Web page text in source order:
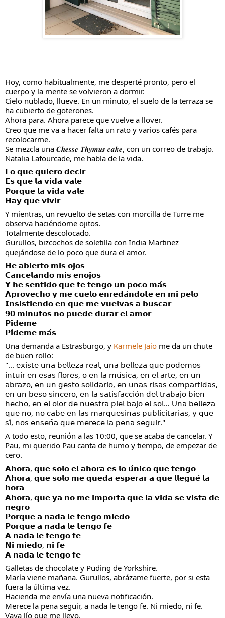
Hoy, como habitualmente, me desperté pronto, pero el
cuerpo y la mente se volvieron a dormir.
Cielo nublado, llueve. En un minuto, el suelo de la terraza se
ha cubierto de goterones.
Ahora para. Ahora parece que vuelve a llover.
Creo que me va a hacer falta un rato y varios cafés para
recolocarme.
Se mezcla una 𝑪𝒉𝒆𝒔𝒔𝒆 𝑻𝒉𝒚𝒎𝒖𝒔 𝒄𝒂𝒌𝒆, con un correo de trabajo.
Natalia Lafourcade, me habla de la vida.
𝗟𝗼 𝗾𝘂𝗲 𝗾𝘂𝗶𝗲𝗿𝗼 𝗱𝗲𝗰𝗶𝗿
𝗘𝘀 𝗾𝘂𝗲 𝗹𝗮 𝘃𝗶𝗱𝗮 𝘃𝗮𝗹𝗲
𝗣𝗼𝗿𝗾𝘂𝗲 𝗹𝗮 𝘃𝗶𝗱𝗮 𝘃𝗮𝗹𝗲
𝗛𝗮𝘆 𝗾𝘂𝗲 𝘃𝗶𝘃𝗶𝗿
Y mientras, un revuelto de setas con morcilla de Turre me
observa haciéndome ojitos.
Totalmente descolocado.
Gurullos, bizcochos de soletilla con India Martinez
quejándose de lo poco que dura el amor.
𝗛𝗲 𝗮𝗯𝗶𝗲𝗿𝘁𝗼 𝗺𝗶𝘀 𝗼𝗷𝗼𝘀
𝗖𝗮𝗻𝗰𝗲𝗹𝗮𝗻𝗱𝗼 𝗺𝗶𝘀 𝗲𝗻𝗼𝗷𝗼𝘀
𝗬 𝗵𝗲 𝘀𝗲𝗻𝘁𝗶𝗱𝗼 𝗾𝘂𝗲 𝘁𝗲 𝘁𝗲𝗻𝗴𝗼 𝘂𝗻 𝗽𝗼𝗰𝗼 𝗺𝗮́𝘀
𝗔𝗽𝗿𝗼𝘃𝗲𝗰𝗵𝗼 𝘆 𝗺𝗲 𝗰𝘂𝗲𝗹𝗼 𝗲𝗻𝗿𝗲𝗱𝗮́𝗻𝗱𝗼𝘁𝗲 𝗲𝗻 𝗺𝗶 𝗽𝗲𝗹𝗼
𝗜𝗻𝘀𝗶𝘀𝘁𝗶𝗲𝗻𝗱𝗼 𝗲𝗻 𝗾𝘂𝗲 𝗺𝗲 𝘃𝘂𝗲𝗹𝘃𝗮𝘀 𝗮 𝗯𝘂𝘀𝗰𝗮𝗿
𝟵𝟬 𝗺𝗶𝗻𝘂𝘁𝗼𝘀 𝗻𝗼 𝗽𝘂𝗲𝗱𝗲 𝗱𝘂𝗿𝗮𝗿 𝗲𝗹 𝗮𝗺𝗼𝗿
𝗣𝗶́𝗱𝗲𝗺𝗲
𝗣𝗶́𝗱𝗲𝗺𝗲 𝗺𝗮́𝘀
Una demanda a Estrasburgo, y Karmele Jaio me da un chute
de buen rollo:
"... 𝖾𝗑𝗂𝗌𝗍𝖾 𝗎𝗇𝖺 𝖻𝖾𝗅𝗅𝖾𝗓𝖺 𝗋𝖾𝖺𝗅, 𝗎𝗇𝖺 𝖻𝖾𝗅𝗅𝖾𝗓𝖺 𝗊𝗎𝖾 𝗉𝗈𝖽𝖾𝗆𝗈𝗌
𝗂𝗇𝗍𝗎𝗂𝗋 𝖾𝗇 𝖾𝗌𝖺𝗌 𝖿𝗅𝗈𝗋𝖾𝗌, 𝗈 𝖾𝗇 𝗅𝖺 𝗆𝗎́𝗌𝗂𝖼𝖺, 𝖾𝗇 𝖾𝗅 𝖺𝗋𝗍𝖾, 𝖾𝗇 𝗎𝗇
𝖺𝖻𝗋𝖺𝗓𝗈, 𝖾𝗇 𝗎𝗇 𝗀𝖾𝗌𝗍𝗈 𝗌𝗈𝗅𝗂𝖽𝖺𝗋𝗂𝗈, 𝖾𝗇 𝗎𝗇𝖺𝗌 𝗋𝗂𝗌𝖺𝗌 𝖼𝗈𝗆𝗉𝖺𝗋𝗍𝗂𝖽𝖺𝗌,
𝖾𝗇 𝗎𝗇 𝖻𝖾𝗌𝗈 𝗌𝗂𝗇𝖼𝖾𝗋𝗈, 𝖾𝗇 𝗅𝖺 𝗌𝖺𝗍𝗂𝗌𝖿𝖺𝖼𝖼𝗂𝗈́𝗇 𝖽𝖾𝗅 𝗍𝗋𝖺𝖻𝖺𝗃𝗈 𝖻𝗂𝖾𝗇
𝗁𝖾𝖼𝗁𝗈, 𝖾𝗇 𝖾𝗅 𝗈𝗅𝗈𝗋 𝖽𝖾 𝗇𝗎𝖾𝗌𝗍𝗋𝖺 𝗉𝗂𝖾𝗅 𝖻𝖺𝗃𝗈 𝖾𝗅 𝗌𝗈𝗅… 𝖴𝗇𝖺 𝖻𝖾𝗅𝗅𝖾𝗓𝖺
𝗊𝗎𝖾 𝗇𝗈, 𝗇𝗈 𝖼𝖺𝖻𝖾 𝖾𝗇 𝗅𝖺𝗌 𝗆𝖺𝗋𝗊𝗎𝖾𝗌𝗂𝗇𝖺𝗌 𝗉𝗎𝖻𝗅𝗂𝖼𝗂𝗍𝖺𝗋𝗂𝖺𝗌, 𝗒 𝗊𝗎𝖾
𝗌𝗂́, 𝗇𝗈𝗌 𝖾𝗇𝗌𝖾𝗇̃𝖺 𝗊𝗎𝖾 𝗆𝖾𝗋𝖾𝖼𝖾 𝗅𝖺 𝗉𝖾𝗇𝖺 𝗌𝖾𝗀𝗎𝗂𝗋."
A todo esto, reunión a las 10:00, que se acaba de cancelar. Y
Pau, mi querido Pau canta de humo y tiempo, de empezar de
cero.
𝗔𝗵𝗼𝗿𝗮, 𝗾𝘂𝗲 𝘀𝗼𝗹𝗼 𝗲𝗹 𝗮𝗵𝗼𝗿𝗮 𝗲𝘀 𝗹𝗼 𝘂́𝗻𝗶𝗰𝗼 𝗾𝘂𝗲 𝘁𝗲𝗻𝗴𝗼
𝗔𝗵𝗼𝗿𝗮, 𝗾𝘂𝗲 𝘀𝗼𝗹𝗼 𝗺𝗲 𝗾𝘂𝗲𝗱𝗮 𝗲𝘀𝗽𝗲𝗿𝗮𝗿 𝗮 𝗾𝘂𝗲 𝗹𝗹𝗲𝗴𝘂𝗲́ 𝗹𝗮
𝗵𝗼𝗿𝗮
𝗔𝗵𝗼𝗿𝗮, 𝗾𝘂𝗲 𝘆𝗮 𝗻𝗼 𝗺𝗲 𝗶𝗺𝗽𝗼𝗿𝘁𝗮 𝗾𝘂𝗲 𝗹𝗮 𝘃𝗶𝗱𝗮 𝘀𝗲 𝘃𝗶𝘀𝘁𝗮 𝗱𝗲
𝗻𝗲𝗴𝗿𝗼
𝗣𝗼𝗿𝗾𝘂𝗲 𝗮 𝗻𝗮𝗱𝗮 𝗹𝗲 𝘁𝗲𝗻𝗴𝗼 𝗺𝗶𝗲𝗱𝗼
𝗣𝗼𝗿𝗾𝘂𝗲 𝗮 𝗻𝗮𝗱𝗮 𝗹𝗲 𝘁𝗲𝗻𝗴𝗼 𝗳𝗲
𝗔 𝗻𝗮𝗱𝗮 𝗹𝗲 𝘁𝗲𝗻𝗴𝗼 𝗳𝗲
𝗡𝗶 𝗺𝗶𝗲𝗱𝗼, 𝗻𝗶 𝗳𝗲
𝗔 𝗻𝗮𝗱𝗮 𝗹𝗲 𝘁𝗲𝗻𝗴𝗼 𝗳𝗲
Galletas de chocolate y Puding de Yorkshire.
María viene mañana. Gurullos, abrázame fuerte, por si esta
fuera la última vez.
Hacienda me envía una nueva notificación.
Merece la pena seguir, a nada le tengo fe. Ni miedo, ni fe.
Vaya lío que me llevo.